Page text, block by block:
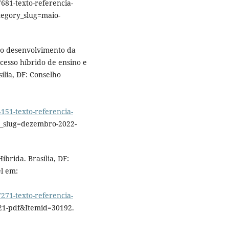
texto-referencia-
desenvolvimento da
híbrido de ensino e
DF: Conselho
texto-referencia-
2022-
Brasília, DF:
em:
texto-referencia-
pdf&Itemid=30192.